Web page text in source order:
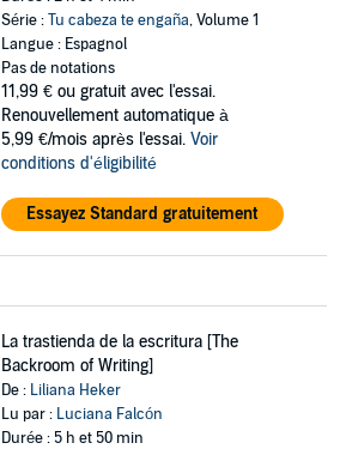
Série :Tu cabeza te engaña, Volume 1
Langue : Espagnol
Pas de notations
11,99 € ou gratuit avec l'essai.
Renouvellement automatique à
5,99 €/mois après l'essai. Voir
conditions d'éligibilité
Essayez Standard gratuitement
La trastienda de la escritura [The
Backroom of Writing]
De : Liliana Heker
Lu par : Luciana Falcón
Durée : 5 h et 50 min